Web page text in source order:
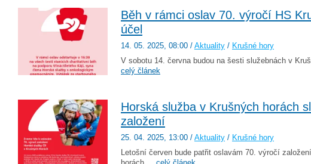
Běh v rámci oslav 70. výročí HS
účel
14. 05. 2025, 08:00 / Aktuality / Krušné hory
V sobotu 14. června budou na šesti služebnách v
celý článek
Horská služba v Krušných horách
založení
25. 04. 2025, 13:00 / Aktuality / Krušné hory
Letošní červen bude patřit oslavám 70. výročí